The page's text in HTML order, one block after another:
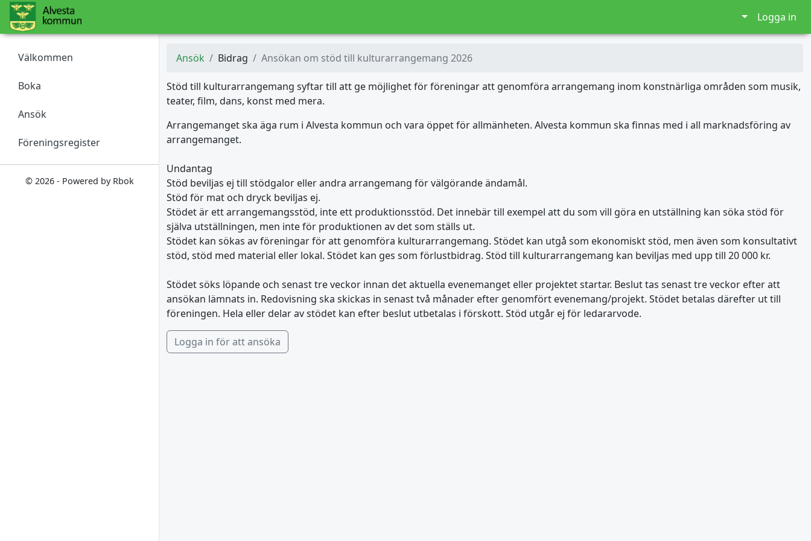
Logga in
Välkommen
Boka
Ansök
Föreningsregister
© 2026 - Powered by Rbok
Ansök Bidrag Ansökan om stöd till kulturarrangemang 2026
Stöd till kulturarrangemang syftar till att ge möjlighet för föreningar att genomföra arrangemang inom konstnärliga områden som musik,
teater, film, dans, konst med mera.
Arrangemanget ska äga rum i Alvesta kommun och vara öppet för allmänheten. Alvesta kommun ska finnas med i all marknadsföring av
arrangemanget.
Undantag
Stöd beviljas ej till stödgalor eller andra arrangemang för välgörande ändamål.
Stöd för mat och dryck beviljas ej.
Stödet är ett arrangemangsstöd, inte ett produktionsstöd. Det innebär till exempel att du som vill göra en utställning kan söka stöd för
själva utställningen, men inte för produktionen av det som ställs ut.
Stödet kan sökas av föreningar för att genomföra kulturarrangemang. Stödet kan utgå som ekonomiskt stöd, men även som konsultativt
stöd, stöd med material eller lokal. Stödet kan ges som förlustbidrag. Stöd till kulturarrangemang kan beviljas med upp till 20 000 kr.
Stödet söks löpande och senast tre veckor innan det aktuella evenemanget eller projektet startar. Beslut tas senast tre veckor efter att
ansökan lämnats in. Redovisning ska skickas in senast två månader efter genomfört evenemang/projekt. Stödet betalas därefter ut till
föreningen. Hela eller delar av stödet kan efter beslut utbetalas i förskott. Stöd utgår ej för ledararvode.
Logga in för att ansöka